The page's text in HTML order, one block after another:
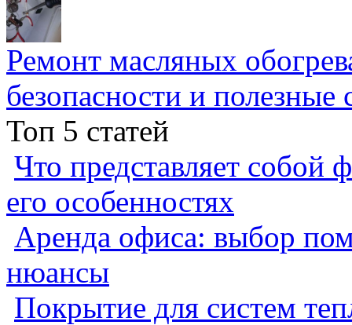
Ремонт масляных
безопасности и полезные
Топ 5 статей
Что представляет собой
его особенностях
Аренда офиса: выбор
нюансы
Покрытие для систем